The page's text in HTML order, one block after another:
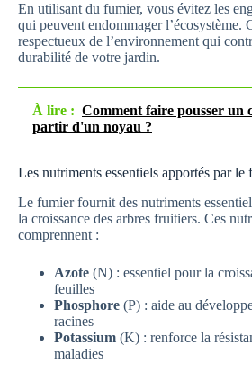
En utilisant du fumier, vous évitez les
qui peuvent endommager l’écosystème.
respectueux de l’environnement qui
durabilité de votre jardin.
À lire : Comment faire pousser un
partir d'un noyau ?
Les nutriments essentiels apportés par le
Le fumier fournit des nutriments
la croissance des arbres fruitiers. Ces
comprennent :
Azote (N) : essentiel pour la
feuilles
Phosphore (P) : aide au
racines
Potassium (K) : renforce la
maladies